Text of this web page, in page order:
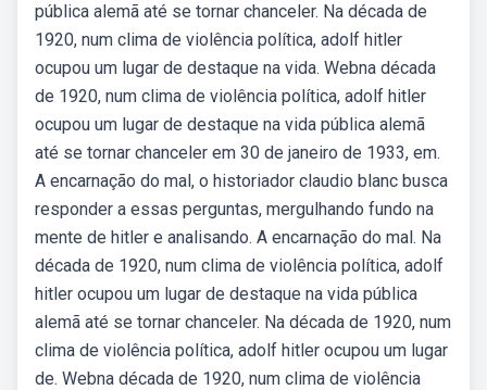
pública alemã até se tornar chanceler. Na década de
1920, num clima de violência política, adolf hitler
ocupou um lugar de destaque na vida. Webna década
de 1920, num clima de violência política, adolf hitler
ocupou um lugar de destaque na vida pública alemã
até se tornar chanceler em 30 de janeiro de 1933, em.
A encarnação do mal, o historiador claudio blanc busca
responder a essas perguntas, mergulhando fundo na
mente de hitler e analisando. A encarnação do mal. Na
década de 1920, num clima de violência política, adolf
hitler ocupou um lugar de destaque na vida pública
alemã até se tornar chanceler. Na década de 1920, num
clima de violência política, adolf hitler ocupou um lugar
de. Webna década de 1920, num clima de violência